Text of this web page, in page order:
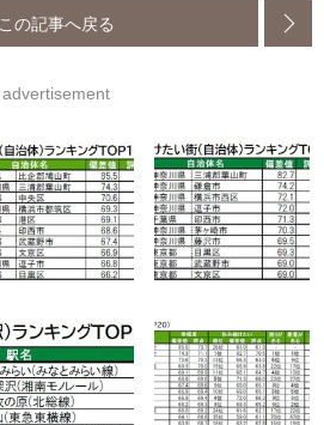
この記事へ戻る
advertisement